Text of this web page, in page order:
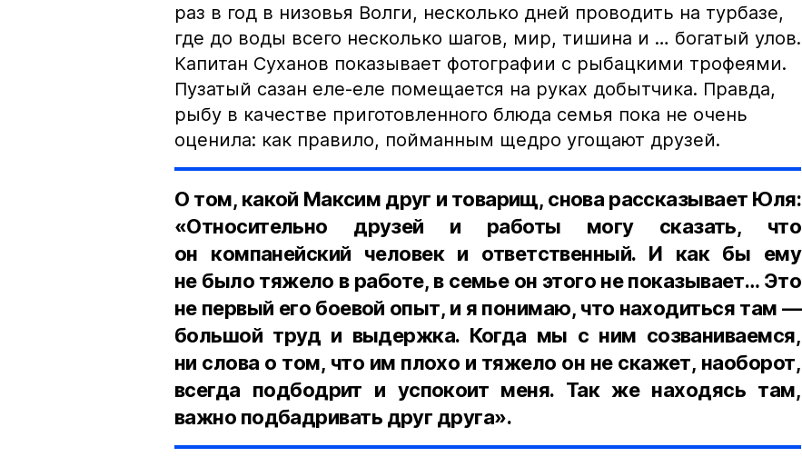
раз в год в низовья Волги, несколько дней проводить на турбазе,
где до воды всего несколько шагов, мир, тишина и … богатый улов.
Капитан Суханов показывает фотографии с рыбацкими трофеями.
Пузатый сазан еле-еле помещается на руках добытчика. Правда,
рыбу в качестве приготовленного блюда семья пока не очень
оценила: как правило, пойманным щедро угощают друзей.
О том, какой Максим друг и товарищ, снова рассказывает Юля:
«Относительно друзей и работы могу сказать, что
он компанейский человек и ответственный. И как бы ему
не было тяжело в работе, в семье он этого не показывает… Это
не первый его боевой опыт, и я понимаю, что находиться там —
большой труд и выдержка. Когда мы с ним созваниваемся,
ни слова о том, что им плохо и тяжело он не скажет, наоборот,
всегда подбодрит и успокоит меня. Так же находясь там,
важно подбадривать друг друга».